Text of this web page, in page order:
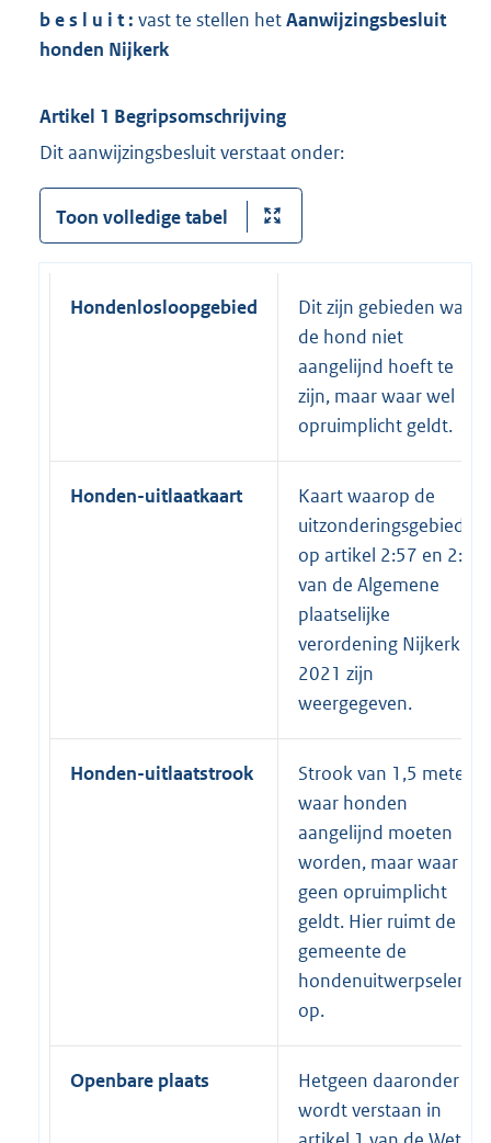
b e s l u i t : vast te stellen hetAanwijzingsbesluit
honden Nijkerk
Artikel 1 Begripsomschrijving
Dit aanwijzingsbesluit verstaat onder:
Toon volledige tabel
Hondenlosloopgebied
Dit zijn gebieden waar
de hond niet
aangelijnd hoeft te
zijn, maar waar wel
opruimplicht geldt.
Honden-uitlaatkaart
Kaart waarop de
uitzonderingsgebieden
op artikel 2:57 en 2:58
van de Algemene
plaatselijke
verordening Nijkerk
2021 zijn
weergegeven.
Honden-uitlaatstrook
Strook van 1,5 meter
waar honden
aangelijnd moeten
worden, maar waar
geen opruimplicht
geldt. Hier ruimt de
gemeente de
hondenuitwerpselen
op.
Openbare plaats
Hetgeen daaronder
wordt verstaan in